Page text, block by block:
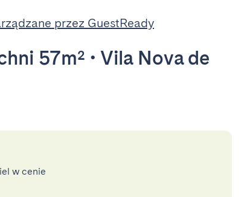
przez GuestReady
57m² • Vila Nova de
w cenie